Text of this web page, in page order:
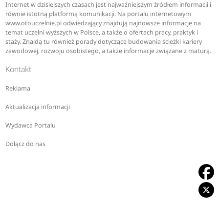
Internet w dzisiejszych czasach jest najważniejszym źródłem informacji i
równie istotną platformą komunikacji. Na portalu internetowym
www.otouczelnie.pl odwiedzający znajdują najnowsze informacje na
temat uczelni wyższych w Polsce, a także o ofertach pracy, praktyk i
staży. Znajdą tu również porady dotyczące budowania ścieżki kariery
zawodowej, rozwoju osobistego, a także informacje związane z maturą.
Kontakt
Reklama
Aktualizacja informacji
Wydawca Portalu
Dołącz do nas